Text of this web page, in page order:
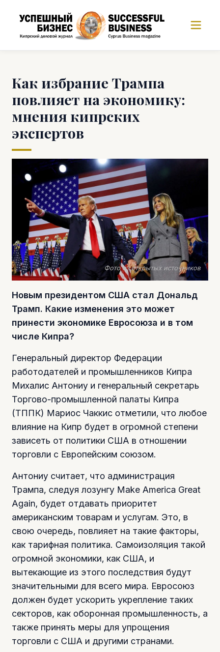
Как избрание Трампа
повлияет на экономику:
мнения кипрских
экспертов
Фото из открытых источников
Новым президентом США стал Дональд
Трамп. Какие изменения это может
принести экономике Евросоюза и в том
числе Кипра?
Генеральный директор Федерации
работодателей и промышленников Кипра
Михалис Антониу и генеральный секретарь
Торгово-промышленной палаты Кипра
(ТППК) Мариос Чаккис отметили, что любое
влияние на Кипр будет в огромной степени
зависеть от политики США в отношении
торговли с Европейским союзом.
Антониу считает, что администрация
Трампа, следуя лозунгу Make America Great
Again, будет отдавать приоритет
американским товарам и услугам. Это, в
свою очередь, повлияет на такие факторы,
как тарифная политика. Самоизоляция такой
огромной экономики, как США, и
вытекающие из этого последствия будут
значительными для всего мира. Евросоюз
должен будет ускорить укрепление таких
секторов, как оборонная промышленность, а
также принять меры для упрощения
торговли с США и другими странами.